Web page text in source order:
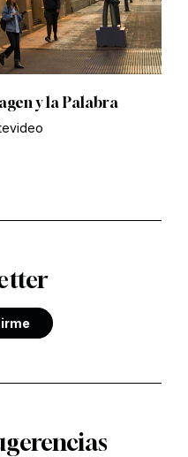
y la Palabra